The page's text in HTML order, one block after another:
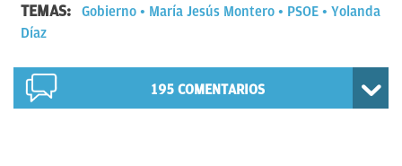
TEMAS: Gobierno María Jesús Montero PSOE
Yolanda
Díaz
195 COMENTARIOS